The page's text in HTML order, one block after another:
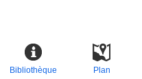
Plan
Bibliothèque